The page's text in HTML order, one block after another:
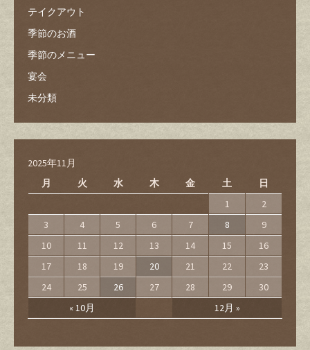
テイクアウト
季節のお酒
季節のメニュー
宴会
未分類
2025年11月
月
火 水 木 金 土 日
« 10月 12月 »
1
2
3
4 5 6 7 8
9
10
11 12 13 14 15
16
17
18 19 20 21 22
23
24
25 26 27 28 29 30